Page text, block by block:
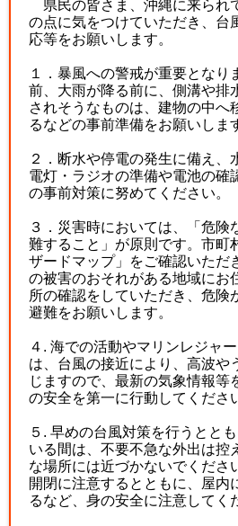
県民の皆さま、沖縄に来られ
の点に気をつけていただき、台
応等をお願いします。
１．暴風への警戒が重要となり
前、大雨が降る前に、側溝や排
されそうなものは、建物の中へ
るなどの事前準備をお願いしま
２．断水や停電の発生に備え、
電灯・ラジオの準備や電池の確
の事前対策に努めてください。
３．災害時においては、「危険
難すること」が原則です。市町
ザードマップ」をご確認いただ
の被害のおそれがある地域にお
所の確認をしていただき、危険
避難をお願いします。
４. 海での活動やマリンレジャ
は、台風の接近により、高波や
じますので、最新の気象情報等
の安全を第一に行動してくださ
５. 早めの台風対策を行うとと
いる間は、不要不急な外出は控
な場所には近づかないでくださ
開閉に注意するとともに、屋内
るなど、身の安全に注意してく